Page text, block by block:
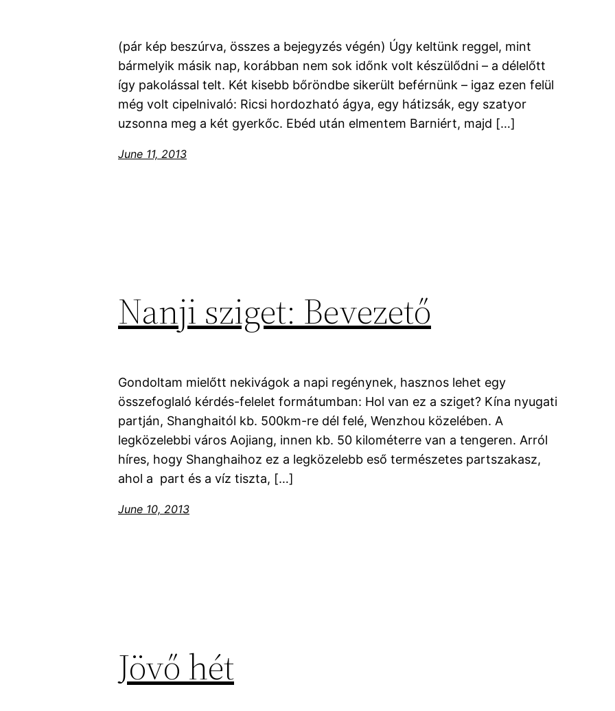
(pár kép beszúrva, összes a bejegyzés végén) Úgy keltünk reggel, mint
bármelyik másik nap, korábban nem sok időnk volt készülődni – a délelőtt
így pakolással telt. Két kisebb bőröndbe sikerült beférnünk – igaz ezen felül
még volt cipelnivaló: Ricsi hordozható ágya, egy hátizsák, egy szatyor
uzsonna meg a két gyerkőc. Ebéd után elmentem Barniért, majd […]
June 11, 2013
Nanji sziget: Bevezető
Gondoltam mielőtt nekivágok a napi regénynek, hasznos lehet egy
összefoglaló kérdés-felelet formátumban: Hol van ez a sziget? Kína nyugati
partján, Shanghaitól kb. 500km-re dél felé, Wenzhou közelében. A
legközelebbi város Aojiang, innen kb. 50 kilométerre van a tengeren. Arról
híres, hogy Shanghaihoz ez a legközelebb eső természetes partszakasz,
ahol a part és a víz tiszta, […]
June 10, 2013
Jövő hét